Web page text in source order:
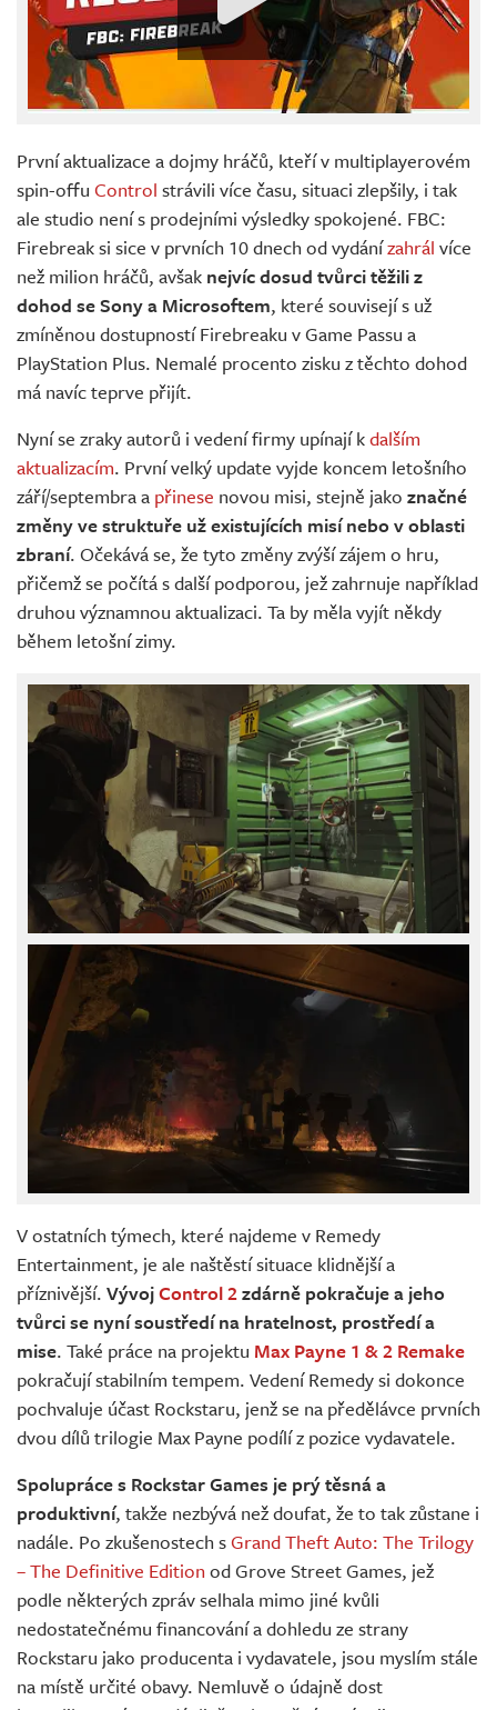
První aktualizace a dojmy hráčů, kteří v multiplayerovém
spin-offu Control strávili více času, situaci zlepšily, i tak
ale studio není s prodejními výsledky spokojené. FBC:
Firebreak si sice v prvních 10 dnech od vydánízahrál více
než milion hráčů, avšak nejvíc dosud tvůrci těžili z
dohod se Sony a Microsoftem, které souvisejí s už
zmíněnou dostupností Firebreaku v Game Passu a
PlayStation Plus. Nemalé procento zisku z těchto dohod
má navíc teprve přijít.
Nyní se zraky autorů i vedení firmy upínají kdalším
aktualizacím. První velký update vyjde koncem letošního
září/septembra a přinese novou misi, stejně jako značné
změny ve struktuře už existujících misí nebo v oblasti
zbraní. Očekává se, že tyto změny zvýší zájem o hru,
přičemž se počítá s další podporou, jež zahrnuje například
druhou významnou aktualizaci. Ta by měla vyjít někdy
během letošní zimy.
V ostatních týmech, které najdeme v Remedy
Entertainment, je ale naštěstí situace klidnější a
příznivější. VývojControl 2zdárně pokračuje a jeho
tvůrci se nyní soustředí na hratelnost, prostředí a
mise. Také práce na projektu Max Payne 1 & 2 Remake
pokračují stabilním tempem. Vedení Remedy si dokonce
pochvaluje účast Rockstaru, jenž se na předělávce prvních
dvou dílů trilogie Max Payne podílí z pozice vydavatele.
Spolupráce s Rockstar Games je prý těsná a
produktivní, takže nezbývá než doufat, že to tak zůstane i
nadále. Po zkušenostech sGrand Theft Auto: The Trilogy
– The Definitive Edition od Grove Street Games, jež
podle některých zpráv selhala mimo jiné kvůli
nedostatečnému financování a dohledu ze strany
Rockstaru jako producenta i vydavatele, jsou myslím stále
na místě určité obavy. Nemluvě o údajně dost